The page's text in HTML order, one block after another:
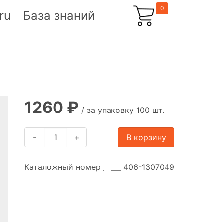
База знаний
0
1260 ₽ / за упаковку 100 шт.
- + В корзину
Каталожный номер 406-1307049